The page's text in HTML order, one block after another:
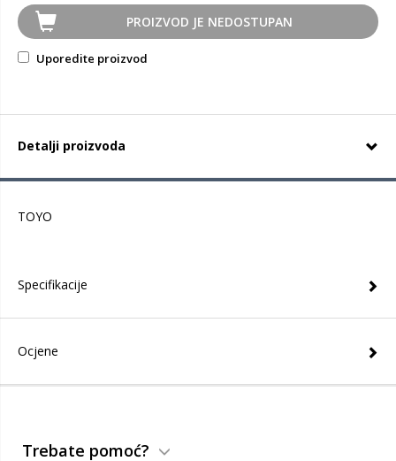
PROIZVOD JE NEDOSTUPAN
Uporedite proizvod
Detalji proizvoda
TOYO
Specifikacije
Ocjene
Trebate pomoć?